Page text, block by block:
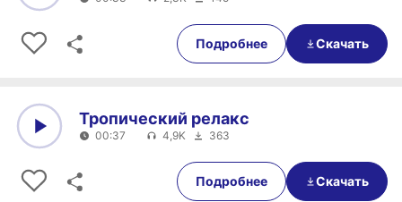
00:33
Подробнее Скачать
00:37
Тропический релакс
00:37 4,9K 363
Подробнее Скачать